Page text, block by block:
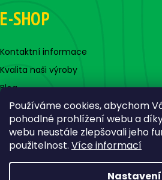
Používáme cookies, abychom
pohodlné prohlížení webu a
webu neustále zlepšovali jeho
použitelnost. Více informací
Nastavení
E-SHOP
Kontaktní informace
Kvalita naši výroby
Blog